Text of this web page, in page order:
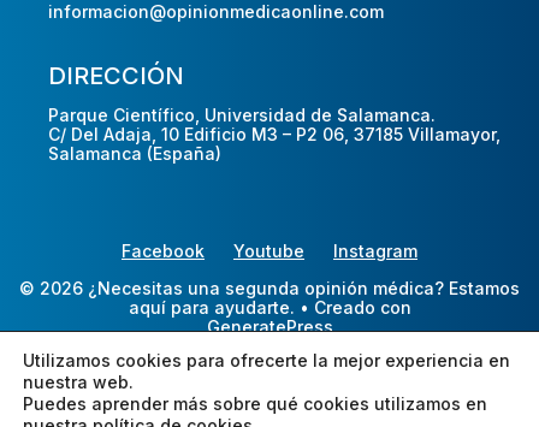
informacion@opinionmedicaonline.com
DIRECCIÓN
Parque Científico, Universidad de Salamanca.
C/ Del Adaja, 10 Edificio M3 – P2 06, 37185 Villamayor,
Salamanca (España)
Facebook Youtube
Instagram
© 2026 ¿Necesitas una segunda opinión médica? Estamos
aquí para ayudarte. • Creado con
GeneratePress
Utilizamos cookies para ofrecerte la mejor experiencia en
nuestra web.
Puedes aprender más sobre qué cookies utilizamos en